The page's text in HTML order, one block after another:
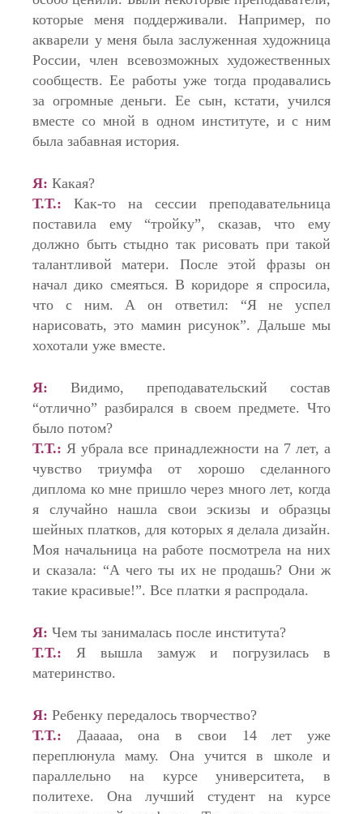
которые меня поддерживали. Например, по
акварели у меня была заслуженная художница
России, член всевозможных художественных
сообществ. Ее работы уже тогда продавались
за огромные деньги. Ее сын, кстати, учился
вместе со мной в одном институте, и с ним
была забавная история.
Я: Какая?
Т.Т.:
Как-то на сессии преподавательница
поставила ему “тройку”, сказав, что ему
должно быть стыдно так рисовать при такой
талантливой матери. После этой фразы он
начал дико смеяться. В коридоре я спросила,
что с ним. А он ответил: “Я не успел
нарисовать, это мамин рисунок”. Дальше мы
хохотали уже вместе.
Я: Видимо, преподавательский состав
“отлично” разбирался в своем предмете. Что
было потом?
Т.Т.: Я убрала все принадлежности на 7 лет, а
чувство триумфа от хорошо сделанного
диплома ко мне пришло через много лет, когда
я случайно нашла свои эскизы и образцы
шейных платков, для которых я делала дизайн.
Моя начальница на работе посмотрела на них
и сказала: “А чего ты их не продашь? Они ж
такие красивые!”. Все платки я распродала.
Я: Чем ты занималась после института?
Т.Т.:
Я вышла замуж и погрузилась в
материнство.
Я: Ребенку передалось творчество?
Т.Т.:
Дааааа, она в свои 14 лет уже
переплюнула маму. Она учится в школе и
параллельно на курсе университета, в
политехе. Она лучший студент на курсе